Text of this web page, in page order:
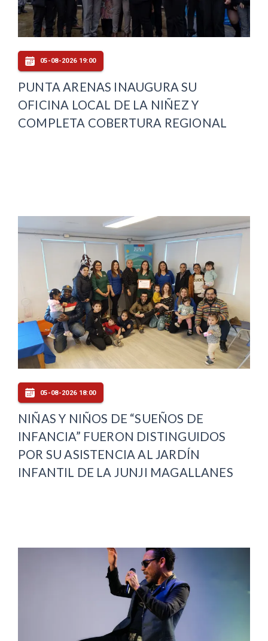
05-08-2026 19:00
PUNTA ARENAS INAUGURA SU
OFICINA LOCAL DE LA NIÑEZ Y
COMPLETA COBERTURA REGIONAL
05-08-2026 18:00
NIÑAS Y NIÑOS DE “SUEÑOS DE
INFANCIA” FUERON DISTINGUIDOS
POR SU ASISTENCIA AL JARDÍN
INFANTIL DE LA JUNJI MAGALLANES